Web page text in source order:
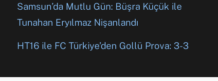
Samsun’da Mutlu Gün: Büşra Küçük ile
Tunahan Eryılmaz Nişanlandı
HT16 ile FC Türkiye’den Gollü Prova: 3-3